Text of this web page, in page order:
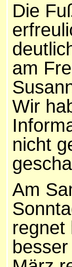
Die
am
Wir
nicht
Am
regnet